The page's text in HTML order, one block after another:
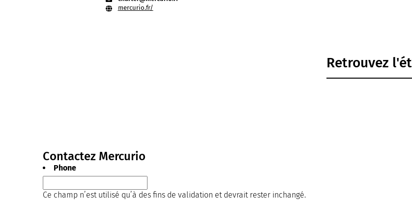
mercurio.fr/
Retrouvez
Contactez Mercurio
Phone
Ce champ n’est utilisé qu’à des fins de validation et devrait rester inchangé.